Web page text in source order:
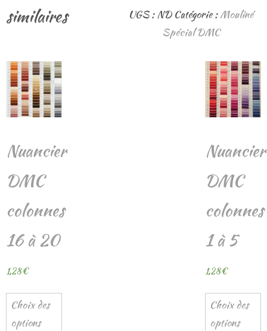
DMC
UGS : ND Catégorie :Mouliné
Spécial DMC
similaires
Nuancier
DMC
colonnes
16 à 20
1,28€
Choix des
options
Nuancier
DMC
colonnes
1 à 5
1,28€
Choix des
options